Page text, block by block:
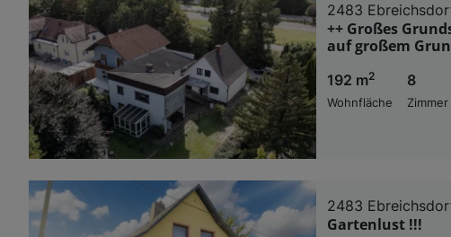
2483
++ Großes
auf großem
192 m2
Wohnfläche
8
Zimmer
2483
Gartenlust !!!